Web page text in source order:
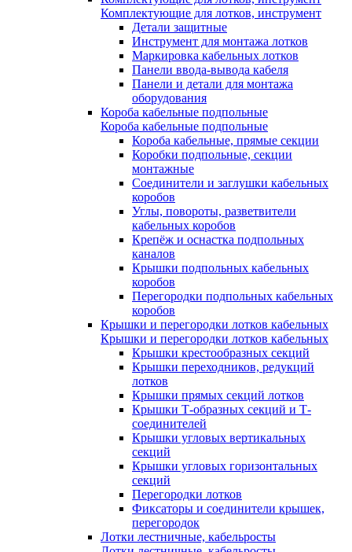
Комплектующие для лотков, инструмент
Детали защитные
Инструмент для монтажа лотков
Маркировка кабельных лотков
Панели ввода-вывода кабеля
Панели и детали для монтажа
оборудования
Короба кабельные подпольные
Короба кабельные подпольные
Короба кабельные, прямые секции
Коробки подпольные, секции
монтажные
Соединители и заглушки кабельных
коробов
Углы, повороты, разветвители
кабельных коробов
Крепёж и оснастка подпольных
каналов
Крышки подпольных кабельных
коробов
Перегородки подпольных кабельных
коробов
Крышки и перегородки лотков кабельных
Крышки и перегородки лотков кабельных
Крышки крестообразных секций
Крышки переходников, редукций
лотков
Крышки прямых секций лотков
Крышки Т-образных секций и Т-
соединителей
Крышки угловых вертикальных
секций
Крышки угловых горизонтальных
секций
Перегородки лотков
Фиксаторы и соединители крышек,
перегородок
Лотки лестничные, кабельросты